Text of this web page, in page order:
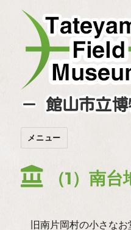
－ 館山市立
メニュー
（1）南
旧南片岡村の小さなお